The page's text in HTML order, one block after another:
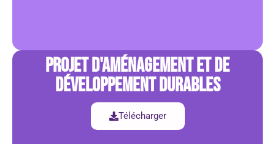
projet d'aménagement et de
développement durables
Télécharger